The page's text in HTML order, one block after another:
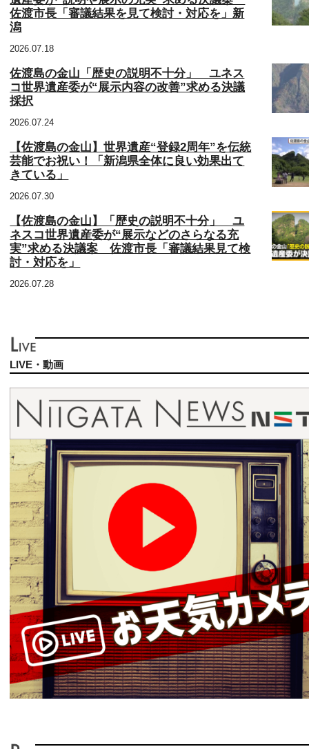
佐渡市長「審議結果を見て検討・対応を」新
潟
2026.07.18
佐渡島の金山「歴史の説明不十分」 ユネス
コ世界遺産委が“展示内容の改善”求める決議
採択
2026.07.24
【佐渡島の金山】世界遺産“登録2周年”を伝統
芸能でお祝い！「新潟県全体に良い効果出て
きている」
2026.07.30
【佐渡島の金山】「歴史の説明不十分」 ユ
ネスコ世界遺産委が“展示などのさらなる充
実”求める決議案 佐渡市長「審議結果見て検
討・対応を」
2026.07.28
LIVE・動画